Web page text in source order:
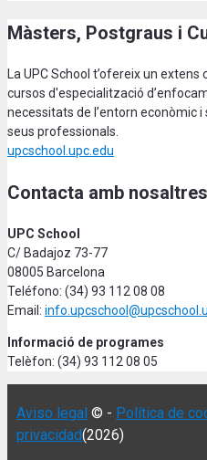
Màsters, Postgraus i
La UPC School t’ofereix un
cursos d'especialització
necessitats de l’entorn econòmic
seus professionals.
upcschool.upc.edu
Contacta amb
UPC School
C/ Badajoz 73-77
08005 Barcelona
Teléfono: (34) 93 112 08 08
Email:
Informació de programes
Telèfon: (34) 93 112 08 05
Aviso legal © - Política de
privacidad(2026)